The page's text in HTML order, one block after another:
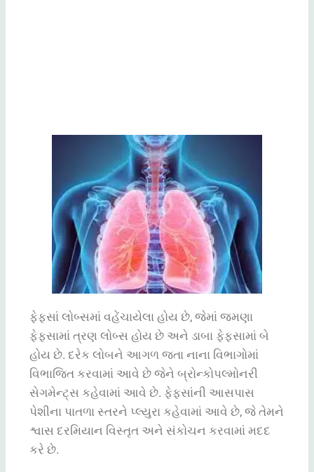
ફેફસાં લોબ્સમાં વહેંચાયેલા હોય છે, જેમાં જમણા
ફેફસામાં ત્રણ લોબ્સ હોય છે અને ડાબા ફેફસામાં બે
હોય છે. દરેક લોબને આગળ જતા નાના વિભાગોમાં
વિભાજિત કરવામાં આવે છે જેને બ્રોન્કોપલ્મોનરી
સેગમેન્ટ્સ કહેવામાં આવે છે. ફેફસાંની આસપાસ
પેશીના પાતળા સ્તરને પ્લ્યુરા કહેવામાં આવે છે, જે તેમને
શ્વાસ દરમિયાન વિસ્તૃત અને સંકોચન કરવામાં મદદ
કરે છે.